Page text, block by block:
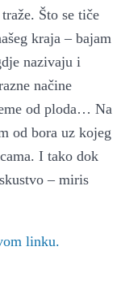
Što se tiče
kraja – bajam
nazivaju i
načine
od ploda… Na
od bora uz kojeg
I tako dok
– miris
linku.